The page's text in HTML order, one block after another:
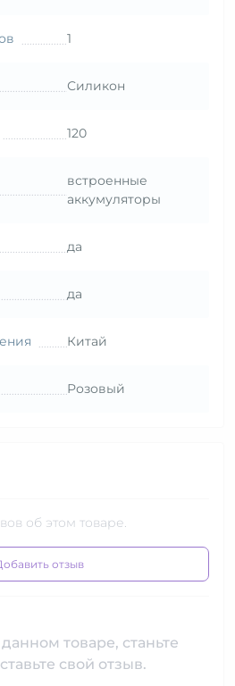
1
Силикон
120
встроенные
аккумуляторы
да
да
Китай
Розовый
об этом товаре.
отзыв
товаре, станьте
свой отзыв.